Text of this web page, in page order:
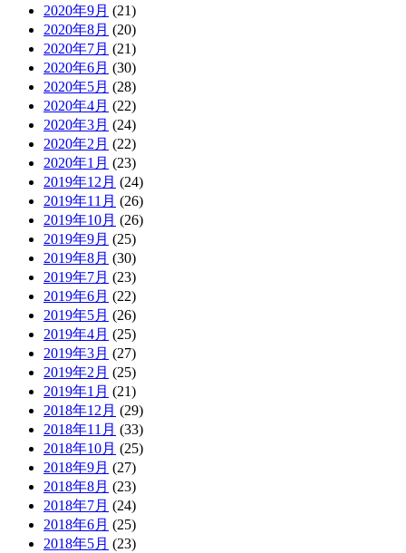
2020年9月 (21)
2020年8月 (20)
2020年7月 (21)
2020年6月 (30)
2020年5月 (28)
2020年4月 (22)
2020年3月 (24)
2020年2月 (22)
2020年1月 (23)
2019年12月 (24)
2019年11月 (26)
2019年10月 (26)
2019年9月 (25)
2019年8月 (30)
2019年7月 (23)
2019年6月 (22)
2019年5月 (26)
2019年4月 (25)
2019年3月 (27)
2019年2月 (25)
2019年1月 (21)
2018年12月 (29)
2018年11月 (33)
2018年10月 (25)
2018年9月 (27)
2018年8月 (23)
2018年7月 (24)
2018年6月 (25)
2018年5月 (23)